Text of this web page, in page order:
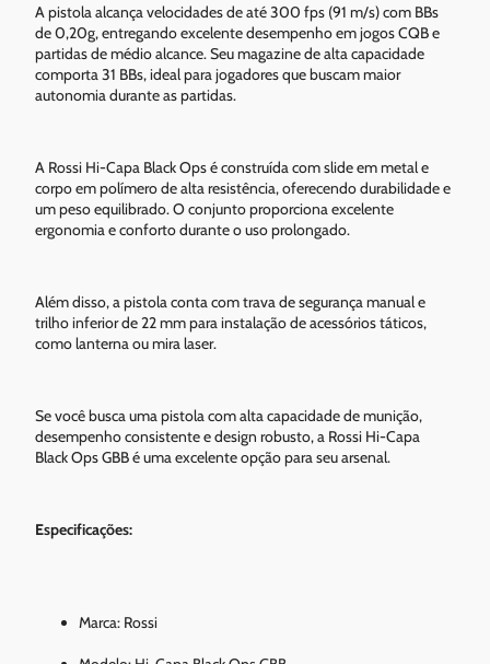
A pistola alcança velocidades de até 300 fps (91 m/s) com BBs
de 0,20g, entregando excelente desempenho em jogos CQB e
partidas de médio alcance. Seu magazine de alta capacidade
comporta 31 BBs, ideal para jogadores que buscam maior
autonomia durante as partidas.
A Rossi Hi-Capa Black Ops é construída com slide em metal e
corpo em polímero de alta resistência, oferecendo durabilidade e
um peso equilibrado. O conjunto proporciona excelente
ergonomia e conforto durante o uso prolongado.
Além disso, a pistola conta com trava de segurança manual e
trilho inferior de 22 mm para instalação de acessórios táticos,
como lanterna ou mira laser.
Se você busca uma pistola com alta capacidade de munição,
desempenho consistente e design robusto, a Rossi Hi-Capa
Black Ops GBB é uma excelente opção para seu arsenal.
Especificações:
Marca: Rossi